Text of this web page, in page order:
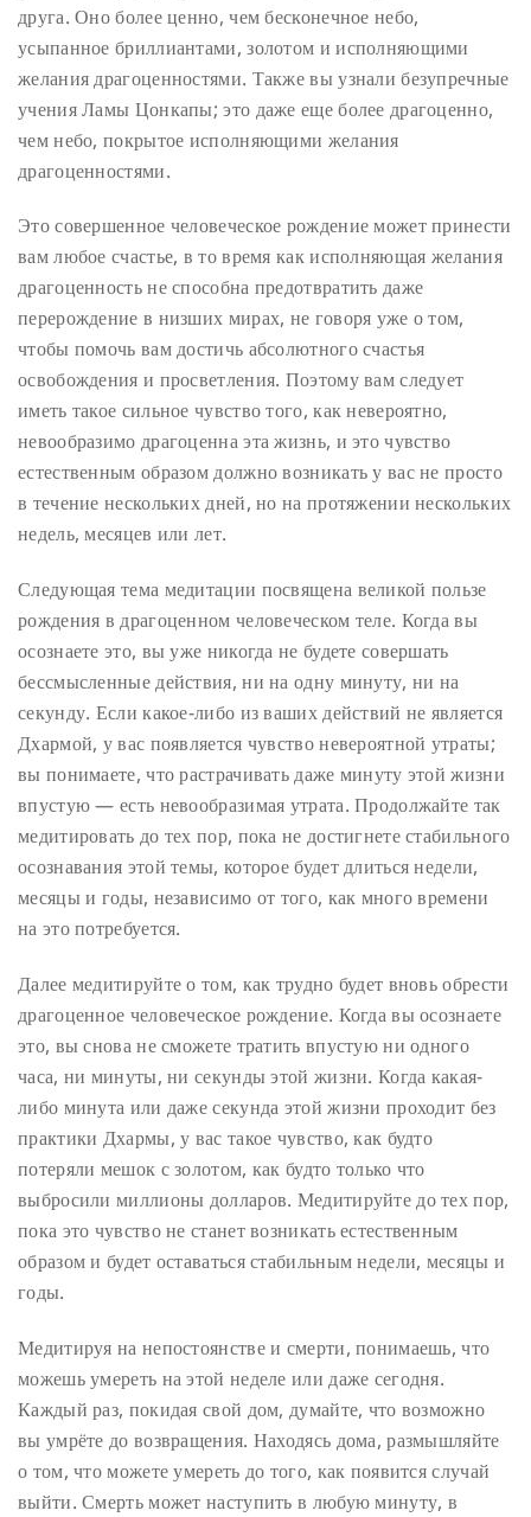
друга. Оно более ценно, чем бесконечное небо,
усыпанное бриллиантами, золотом и исполняющими
желания драгоценностями. Также вы узнали безупречные
учения Ламы Цонкапы; это даже еще более драгоценно,
чем небо, покрытое исполняющими желания
драгоценностями.
Это совершенное человеческое рождение может принести
вам любое счастье, в то время как исполняющая желания
драгоценность не способна предотвратить даже
перерождение в низших мирах, не говоря уже о том,
чтобы помочь вам достичь абсолютного счастья
освобождения и просветления. Поэтому вам следует
иметь такое сильное чувство того, как невероятно,
невообразимо драгоценна эта жизнь, и это чувство
естественным образом должно возникать у вас не просто
в течение нескольких дней, но на протяжении нескольких
недель, месяцев или лет.
Следующая тема медитации посвящена великой пользе
рождения в драгоценном человеческом теле. Когда вы
осознаете это, вы уже никогда не будете совершать
бессмысленные действия, ни на одну минуту, ни на
секунду. Если какое-либо из ваших действий не является
Дхармой, у вас появляется чувство невероятной утраты;
вы понимаете, что растрачивать даже минуту этой жизни
впустую — есть невообразимая утрата. Продолжайте так
медитировать до тех пор, пока не достигнете стабильного
осознавания этой темы, которое будет длиться недели,
месяцы и годы, независимо от того, как много времени
на это потребуется.
Далее медитируйте о том, как трудно будет вновь обрести
драгоценное человеческое рождение. Когда вы осознаете
это, вы снова не сможете тратить впустую ни одного
часа, ни минуты, ни секунды этой жизни. Когда какая-
либо минута или даже секунда этой жизни проходит без
практики Дхармы, у вас такое чувство, как будто
потеряли мешок с золотом, как будто только что
выбросили миллионы долларов. Медитируйте до тех пор,
пока это чувство не станет возникать естественным
образом и будет оставаться стабильным недели, месяцы и
годы.
Медитируя на непостоянстве и смерти, понимаешь, что
можешь умереть на этой неделе или даже сегодня.
Каждый раз, покидая свой дом, думайте, что возможно
вы умрёте до возвращения. Находясь дома, размышляйте
о том, что можете умереть до того, как появится случай
выйти. Смерть может наступить в любую минуту, в